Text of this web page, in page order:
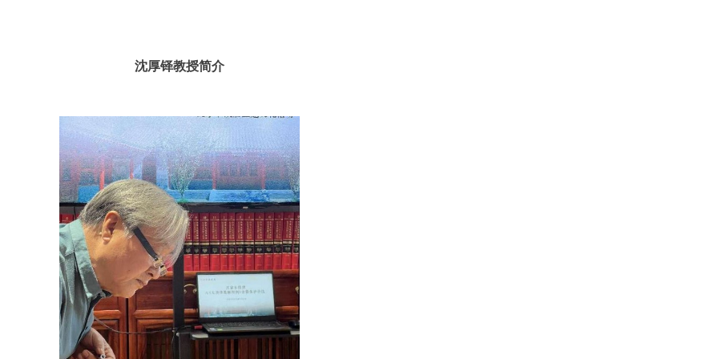
沈厚铎教授简介